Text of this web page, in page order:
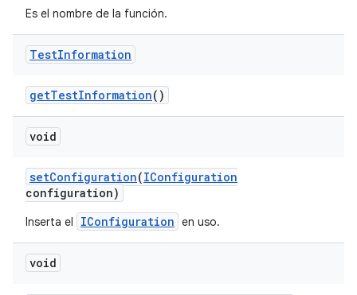
Es el nombre de la función.
TestInformation
getTestInformation()
void
setConfiguration(IConfiguration
configuration)
Inserta el IConfiguration en uso.
void